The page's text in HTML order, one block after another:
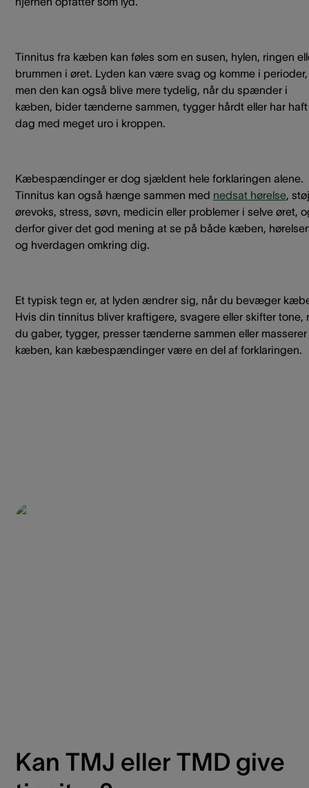
Tinnitus fra kæben kan føles som en susen, hylen, ringen
brummen i øret. Lyden kan være svag og komme i perioder,
men den kan også blive mere tydelig, når du spænder i
kæben, bider tænderne sammen, tygger hårdt eller har
dag med meget uro i kroppen.
Kæbespændinger er dog sjældent hele forklaringen alene.
Tinnitus kan også hænge sammen med nedsat hørelse,
ørevoks, stress, søvn, medicin eller problemer i selve øret,
derfor giver det god mening at se på både kæben,
og hverdagen omkring dig.
Et typisk tegn er, at lyden ændrer sig, når du bevæger
Hvis din tinnitus bliver kraftigere, svagere eller skifter tone,
du gaber, tygger, presser tænderne sammen eller masserer
kæben, kan kæbespændinger være en del af forklaringen.
Kan TMJ eller TMD give